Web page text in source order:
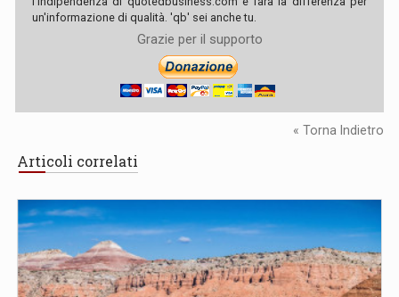
un'informazione di qualità. 'qb' sei anche tu.
Grazie per il supporto
« Torna Indietro
Articoli correlati